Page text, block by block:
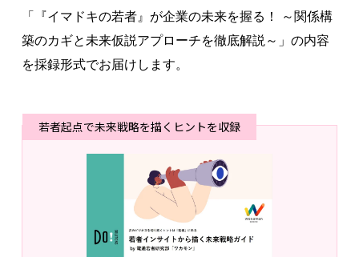
「『イマドキの若者』が企業の未来を握る！ ～関係構
築のカギと未来仮説アプローチを徹底解説～」の内容
を採録形式でお届けします。
若者起点で未来戦略を描くヒントを収録